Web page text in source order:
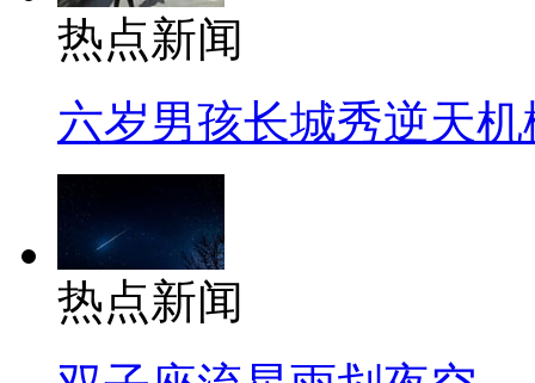
热点新闻
六岁男孩长城秀逆天机
热点新闻